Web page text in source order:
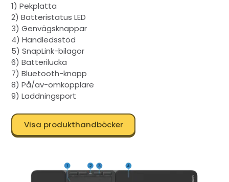
1) Pekplatta
2) Batteristatus LED
3) Genvägsknappar
4) Handledsstöd
5) SnapLink-bilagor
6) Batterilucka
7) Bluetooth-knapp
8) På/av-omkopplare
9) Laddningsport
Visa produkthandböcker